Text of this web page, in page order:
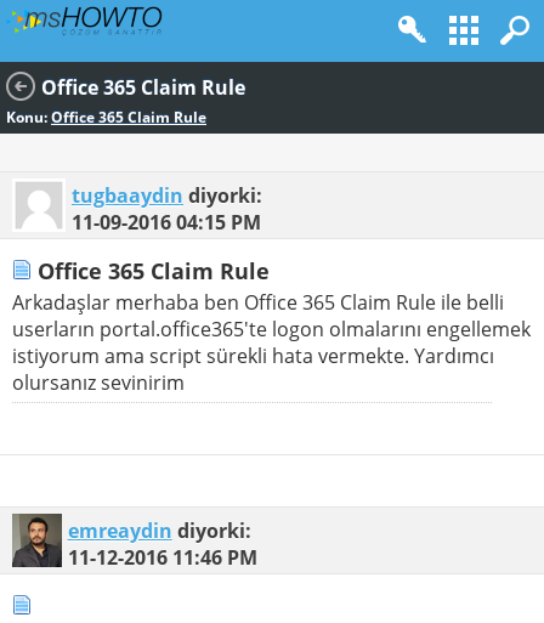
Office 365 Claim Rule
Konu:Office 365 Claim Rule
tugbaaydin diyorki:
11-09-201604:15 PM
Office 365 Claim Rule
Arkadaşlar merhaba ben Office 365 Claim Rule ile belli
userların portal.office365'te logon olmalarını engellemek
istiyorum ama script sürekli hata vermekte. Yardımcı
olursanız sevinirim
emreaydin diyorki:
11-12-2016 11:46 PM